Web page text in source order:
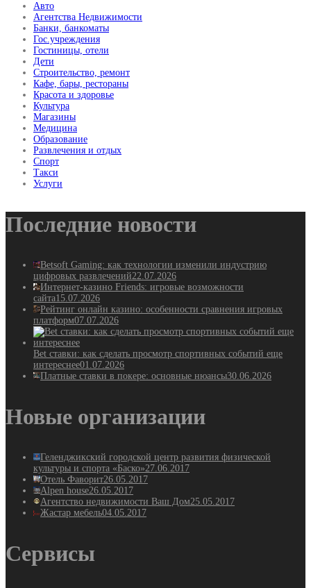
Авто
Агентства Недвижимости
Банки, банкоматы
Гос.учреждения
Гостиницы, отели
Дети
Строительство, ремонт
Кафе, бары, рестораны
Красота и здоровье
Культура
Магазины
Медицина
Образование
Развлечения и отдых
Спорт
Такси
Услуги
Последние новости
Betsoft Gaming: как технологии изменили индустрию
цифровых развлечений22.07.2026
Интернет-казино Friends: игровые возможности
сайта15.07.2026
Рейтинг онлайн казино: особенности сравнения игровых
платформ07.07.2026
Bet ставки: как сделать просмотр спортивных событий еще
интереснее01.07.2026
Платные ставки в покере: основные нюансы30.06.2026
Новые организации
Геленджикский городской центр развития физической
культуры и спорта «Баско»27.06.2017
Отель Фаворит26.05.2017
Alpen house26.05.2017
Агентство недвижимости Ваш Дом25.05.2017
Жастар мебель04.05.2017
Сервисы